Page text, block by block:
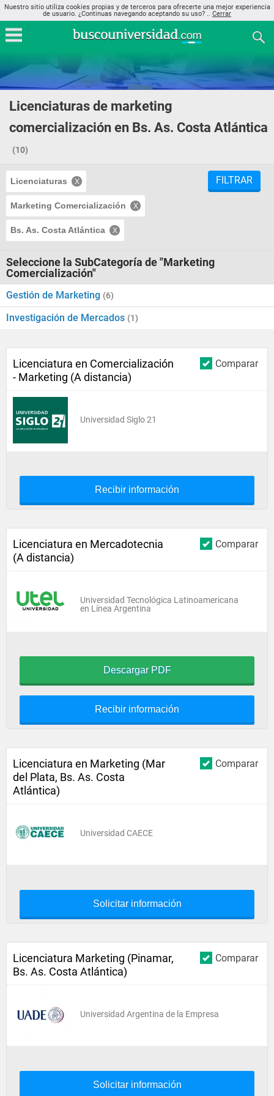
Nuestro sitio utiliza cookies propias y de terceros para ofrecerte una mejor experiencia
de usuario. ¿Continuas navegando aceptando su uso? .. Cerrar
Licenciaturas de marketing
comercialización en Bs. As. Costa Atlántica
(10)
Licenciaturas
Marketing Comercialización
Bs. As. Costa Atlántica
FILTRAR
Seleccione la SubCategoría de "Marketing
Comercialización"
Gestión de Marketing (6)
Investigación de Mercados (1)
Comparar
Licenciatura en Comercialización
- Marketing (A distancia)
Universidad Siglo 21
Recibir información
Comparar
Licenciatura en Mercadotecnia
(A distancia)
Universidad Tecnológica Latinoamericana
en Línea Argentina
Descargar PDF
Recibir información
Comparar
Licenciatura en Marketing (Mar
del Plata, Bs. As. Costa
Atlántica)
Universidad CAECE
Solicitar información
Comparar
Licenciatura Marketing (Pinamar,
Bs. As. Costa Atlántica)
Universidad Argentina de la Empresa
Solicitar información